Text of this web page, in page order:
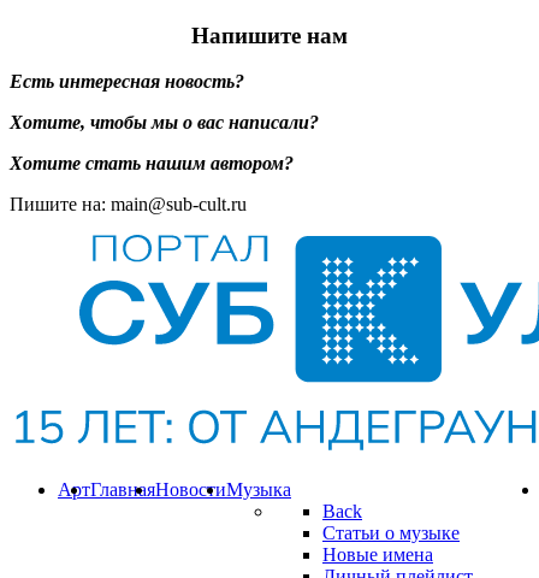
Напишите нам
Есть интересная новость?
Хотите, чтобы мы о вас написали?
Хотите стать нашим автором?
Пишите на: main@sub-cult.ru
Музыка
Back
Статьи о музыке
Новые имена
Новости
Главная
Арт